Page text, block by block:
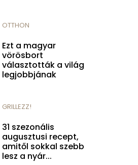
OTTHON
Ezt a magyar
vörösbort
választották a világ
legjobbjának
GRILLEZZ!
31 szezonális
augusztusi recept,
amitől sokkal szebb
lesz a nyár...